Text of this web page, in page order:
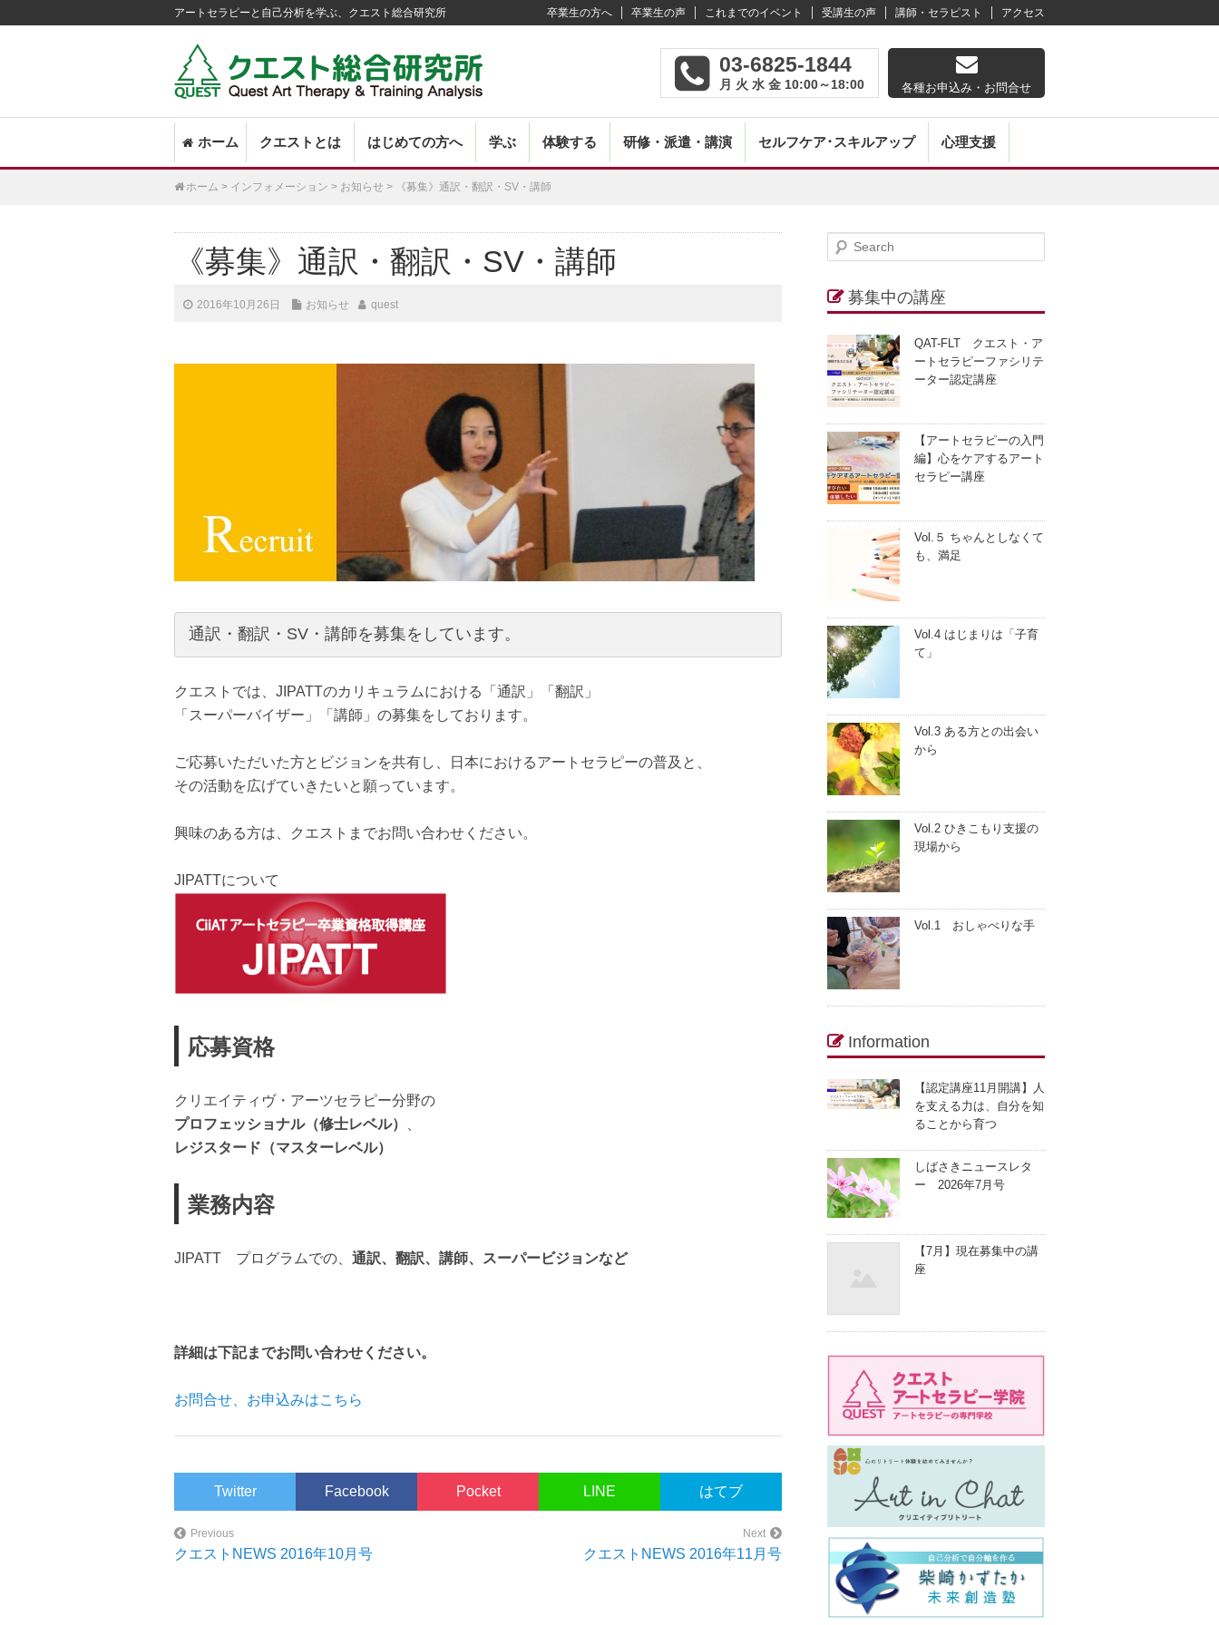
アートセラピーと自己分析を学ぶ、クエスト総合研究所 卒業生の方へ 卒業生の声 これまでのイベント 受講生の声 講師・セラピスト アクセス
各種お申込み・お問合せ
03-6825-1844
月 火 水 金 10:00～18:00
TO
ホーム クエストとは はじめての方へ 学ぶ 体験する 研修・派遣・講演 セルフケア･スキルアップ 心理支援
ホーム > インフォメーション > お知らせ > 《募集》通訳・翻訳・SV・講師
navigation
《募集》通訳・翻訳・SV・講師
2016年10月26日 お知らせ quest
通訳・翻訳・SV・講師を募集をしています。
クエストでは、JIPATTのカリキュラムにおける「通訳」「翻訳」
「スーパーバイザー」「講師」の募集をしております。
ご応募いただいた方とビジョンを共有し、日本におけるアートセラピーの普及と、
その活動を広げていきたいと願っています。
興味のある方は、クエストまでお問い合わせください。
JIPATTについて
応募資格
クリエイティヴ・アーツセラピー分野の
プロフェッショナル（修士レベル）
、
レジスタード（マスターレベル）
業務内容
JIPATT プログラムでの、 通訳、翻訳、講師、スーパービジョンなど
詳細は下記までお問い合わせください。
お問合せ、お申込みはこちら
Twitter Facebook Pocket LINE はてブ
Previous
クエストNEWS 2016年10月号
Next
クエストNEWS 2016年11月号
S
a
r
c
h
募集中の講座
QAT-FLT クエスト・ア
ートセラピーファシリテ
ーター認定講座
【アートセラピーの入門
編】心をケアするアート
セラピー講座
Vol.５ ちゃんとしなくて
も、満足
Vol.4 はじまりは「子育
て」
Vol.3 ある方との出会い
から
Vol.2 ひきこもり支援の
現場から
Vol.1 おしゃべりな手
Information
【認定講座11月開講】人
を支える力は、自分を知
ることから育つ
しばさきニュースレタ
ー 2026年7月号
【7月】現在募集中の講
座